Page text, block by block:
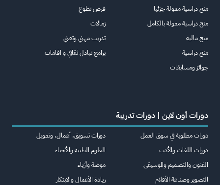
منح دراسية ممولة جزئيا
منح دراسية ممولة بالكامل
منح مالية
منح دراسية
جوائز ومسابقات
فرص تطوع
زمالات
تدريب مهني وتقني
برامج تبادل ثقافي و اقامات
دورات أون لاين | دورات تدريبة
دورات مطلوبة في سوق العمل
دورات اللغات والأدب
الفنون والتصميم والموسيقى
التصوير وصناعة الأفلام
دورات تسويق، أعمال، وتمويل
العلوم الطبية والأحياء
موضة وأزياء
ريادة الأعمال والابتكار